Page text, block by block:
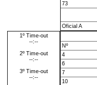
73
Oficial A
1º Time-out
--:--
2º Time-out
--:--
3º Time-out
--:--
Nº
4
6
7
10